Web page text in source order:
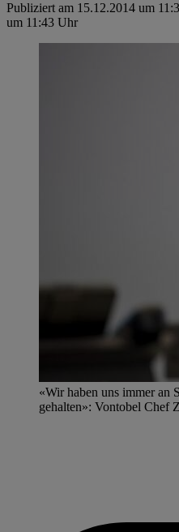
Publiziert am 15.12.2014 um
um 11:43 Uhr
«Wir haben uns immer an
gehalten»: Vontobel Chef